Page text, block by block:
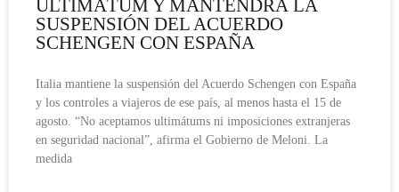
ULTIMÁTUM Y MANTENDRÁ LA
SUSPENSIÓN DEL ACUERDO
SCHENGEN CON ESPAÑA
Italia mantiene la suspensión del Acuerdo Schengen con España
y los controles a viajeros de ese país, al menos hasta el 15 de
agosto. “No aceptamos ultimátums ni imposiciones extranjeras
en seguridad nacional”, afirma el Gobierno de Meloni. La
medida